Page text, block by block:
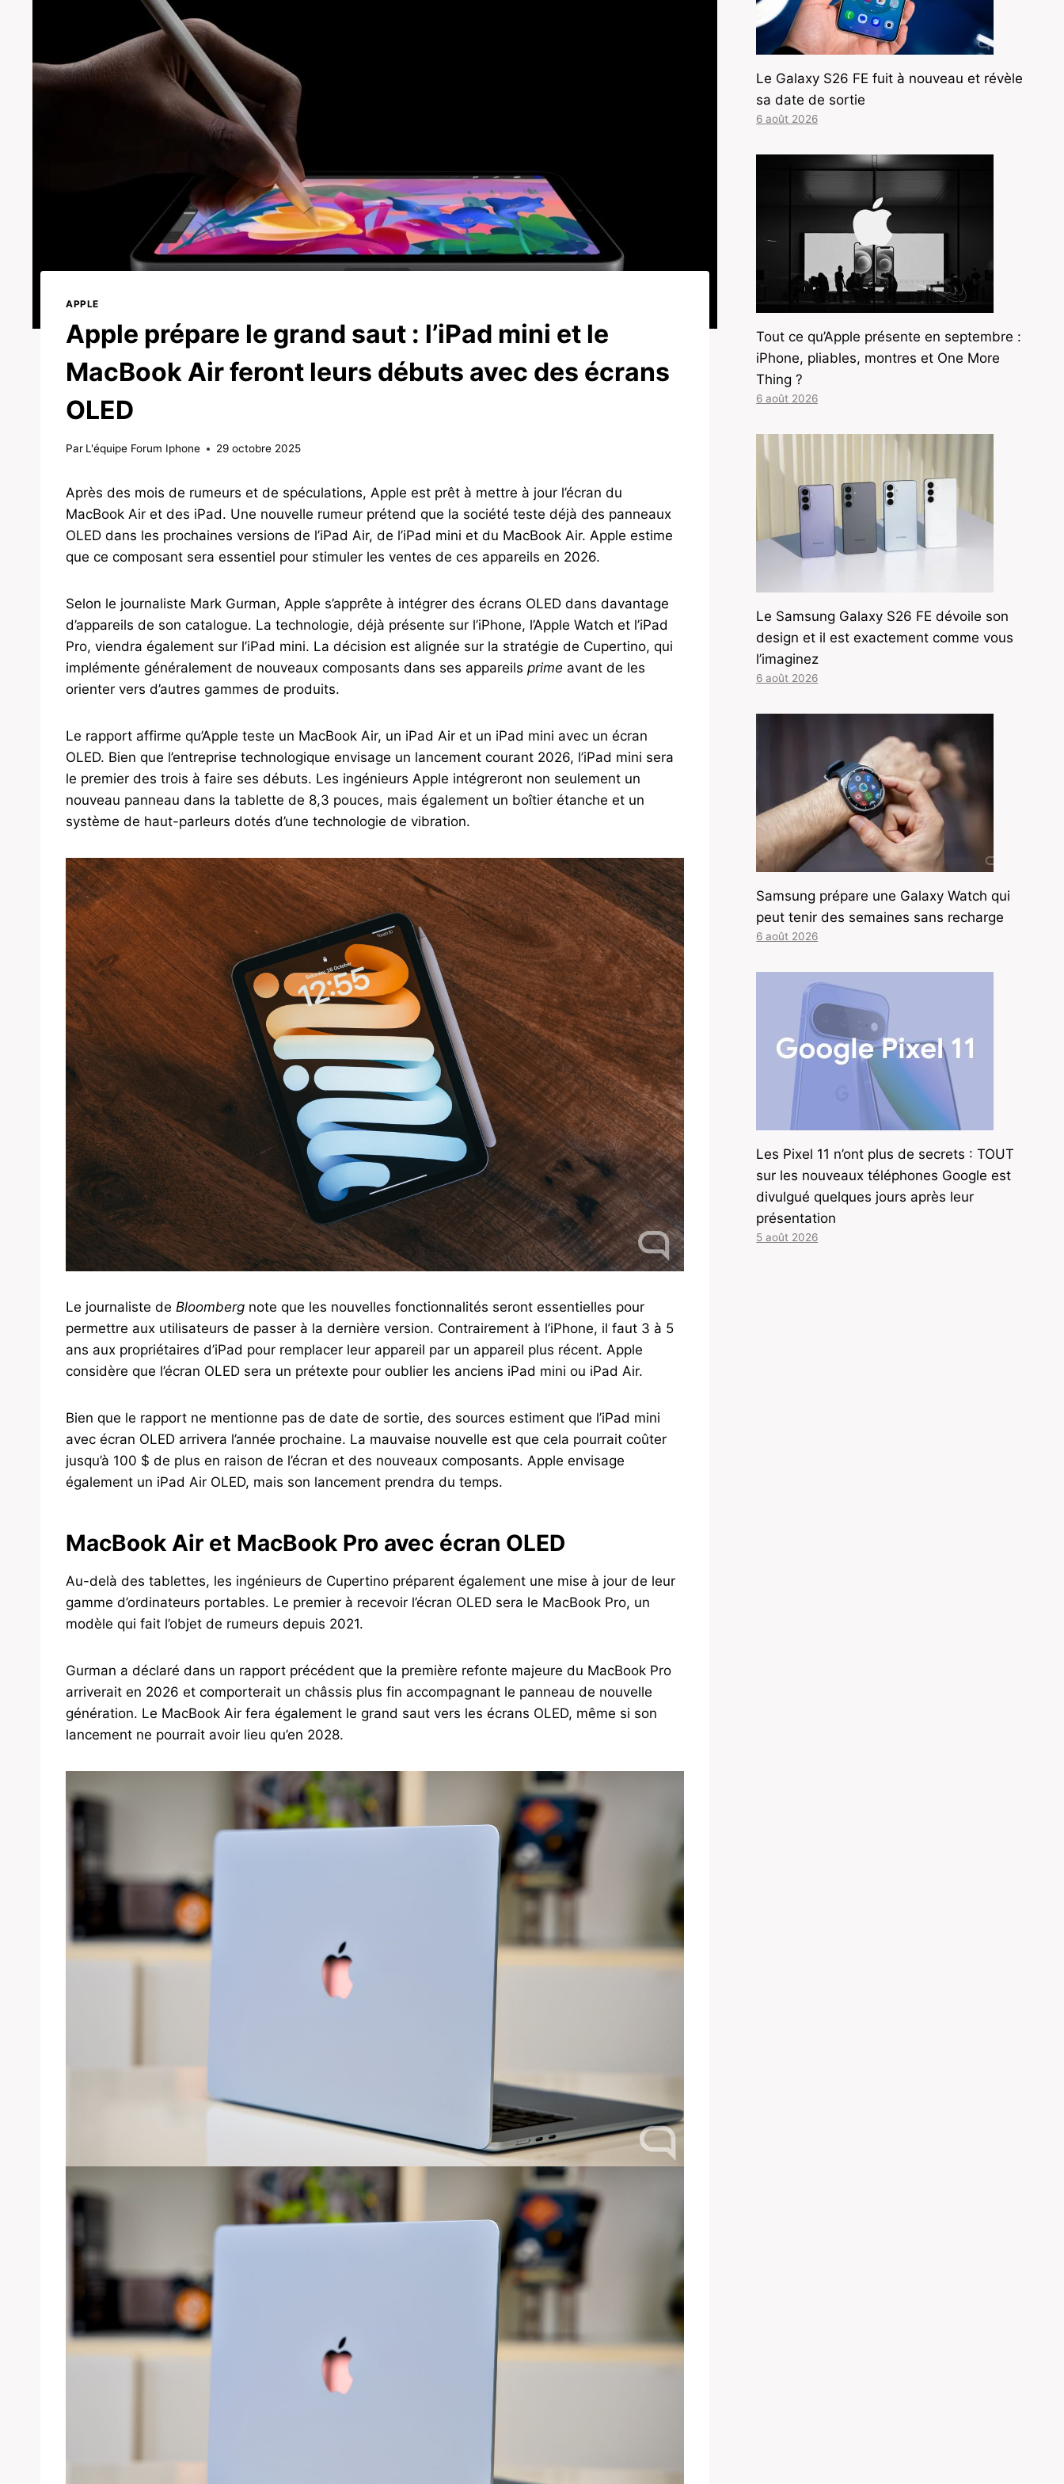
APPLE
Apple prépare le grand saut : l’iPad mini et le
MacBook Air feront leurs débuts avec des écrans
OLED
Par L'équipe Forum Iphone 29 octobre 2025
Après des mois de rumeurs et de spéculations, Apple est prêt à mettre à jour l’écran du
MacBook Air et des iPad. Une nouvelle rumeur prétend que la société teste déjà des panneaux
OLED dans les prochaines versions de l’iPad Air, de l’iPad mini et du MacBook Air. Apple estime
que ce composant sera essentiel pour stimuler les ventes de ces appareils en 2026.
Selon le journaliste Mark Gurman, Apple s’apprête à intégrer des écrans OLED dans davantage
d’appareils de son catalogue. La technologie, déjà présente sur l’iPhone, l’Apple Watch et l’iPad
Pro, viendra également sur l’iPad mini. La décision est alignée sur la stratégie de Cupertino, qui
implémente généralement de nouveaux composants dans ses appareils prime avant de les
orienter vers d’autres gammes de produits.
Le rapport affirme qu’Apple teste un MacBook Air, un iPad Air et un iPad mini avec un écran
OLED. Bien que l’entreprise technologique envisage un lancement courant 2026, l’iPad mini sera
le premier des trois à faire ses débuts. Les ingénieurs Apple intégreront non seulement un
nouveau panneau dans la tablette de 8,3 pouces, mais également un boîtier étanche et un
système de haut-parleurs dotés d’une technologie de vibration.
Le journaliste de Bloomberg note que les nouvelles fonctionnalités seront essentielles pour
permettre aux utilisateurs de passer à la dernière version. Contrairement à l’iPhone, il faut 3 à 5
ans aux propriétaires d’iPad pour remplacer leur appareil par un appareil plus récent. Apple
considère que l’écran OLED sera un prétexte pour oublier les anciens iPad mini ou iPad Air.
Bien que le rapport ne mentionne pas de date de sortie, des sources estiment que l’iPad mini
avec écran OLED arrivera l’année prochaine. La mauvaise nouvelle est que cela pourrait coûter
jusqu’à 100 $ de plus en raison de l’écran et des nouveaux composants. Apple envisage
également un iPad Air OLED, mais son lancement prendra du temps.
MacBook Air et MacBook Pro avec écran OLED
Au-delà des tablettes, les ingénieurs de Cupertino préparent également une mise à jour de leur
gamme d’ordinateurs portables. Le premier à recevoir l’écran OLED sera le MacBook Pro, un
modèle qui fait l’objet de rumeurs depuis 2021.
Gurman a déclaré dans un rapport précédent que la première refonte majeure du MacBook Pro
arriverait en 2026 et comporterait un châssis plus fin accompagnant le panneau de nouvelle
génération. Le MacBook Air fera également le grand saut vers les écrans OLED, même si son
lancement ne pourrait avoir lieu qu’en 2028.
Le Galaxy S26 FE fuit à nouveau et révèle
sa date de sortie
6 août 2026
Tout ce qu’Apple présente en septembre :
iPhone, pliables, montres et One More
Thing ?
6 août 2026
Le Samsung Galaxy S26 FE dévoile son
design et il est exactement comme vous
l’imaginez
6 août 2026
Samsung prépare une Galaxy Watch qui
peut tenir des semaines sans recharge
6 août 2026
Les Pixel 11 n’ont plus de secrets : TOUT
sur les nouveaux téléphones Google est
divulgué quelques jours après leur
présentation
5 août 2026